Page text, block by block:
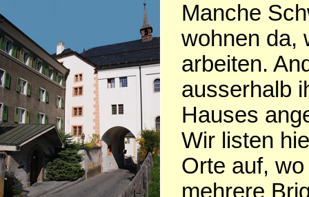
Manche
wohnen da,
arbeiten.
ausserhalb
Hauses
Wir listen
Orte auf,
mehrere